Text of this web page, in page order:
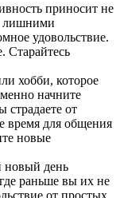
приносит не
лишними
удовольствие.
Старайтесь
хобби, которое
начните
от
время для общения
новые
новый день
раньше вы их не
от простых